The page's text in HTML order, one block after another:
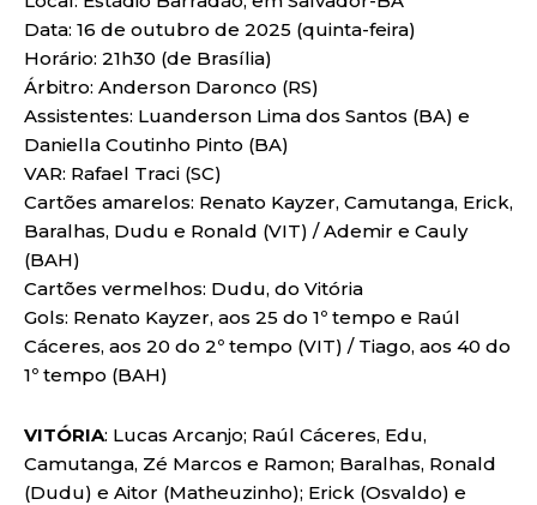
Data: 16 de outubro de 2025 (quinta-feira)
Horário: 21h30 (de Brasília)
Árbitro: Anderson Daronco (RS)
Assistentes: Luanderson Lima dos Santos (BA) e
Daniella Coutinho Pinto (BA)
VAR: Rafael Traci (SC)
Cartões amarelos: Renato Kayzer, Camutanga, Erick,
Baralhas, Dudu e Ronald (VIT) / Ademir e Cauly
(BAH)
Cartões vermelhos: Dudu, do Vitória
Gols: Renato Kayzer, aos 25 do 1º tempo e Raúl
Cáceres, aos 20 do 2º tempo (VIT) / Tiago, aos 40 do
1º tempo (BAH)
VITÓRIA: Lucas Arcanjo; Raúl Cáceres, Edu,
Camutanga, Zé Marcos e Ramon; Baralhas, Ronald
(Dudu) e Aitor (Matheuzinho); Erick (Osvaldo) e